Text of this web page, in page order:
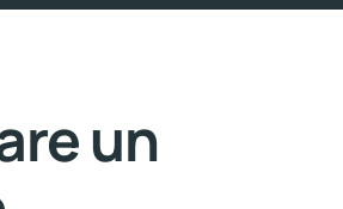
un